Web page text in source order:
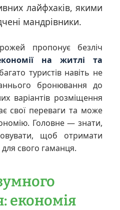
лайфхаків, якими
мандрівники.
пропонує безліч
на житлі та
туристів навіть не
бронювання до
варіантів розміщення
свої переваги та може
Головне — знати,
щоб отримати
свого гаманця.
економія